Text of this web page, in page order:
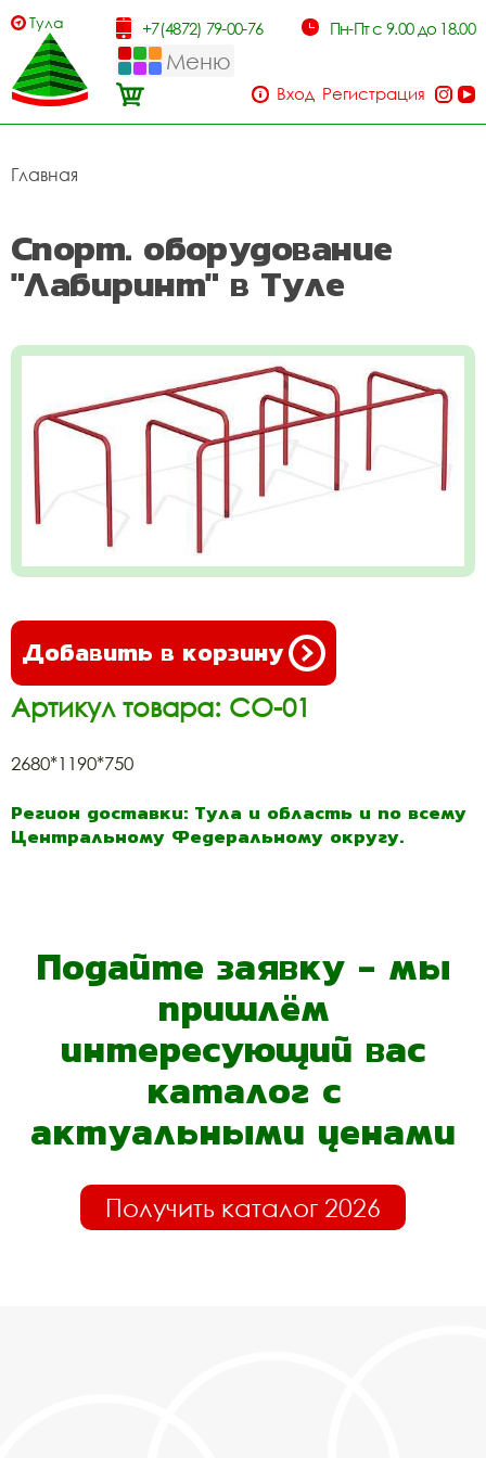
Тула +7(4872) 79-00-76 Пн-Пт с 9.00 до 18.00
Меню
Вход Регистрация
Главная
Спорт. оборудование
"Лабиринт" в Туле
Добавить в корзину
Артикул товара: СО-01
2680*1190*750
Регион доставки: Тула и область и по всему
Центральному Федеральному округу.
Подайте заявку - мы
пришлём
интересующий вас
каталог с
актуальными ценами
Получить каталог 2026